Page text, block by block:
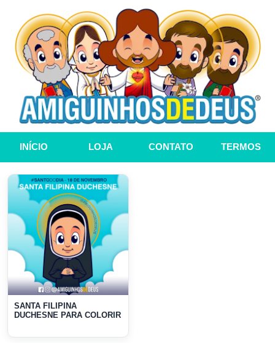
INÍCIO LOJA CONTATO TERMOS
SANTA FILIPINA
DUCHESNE PARA COLORIR